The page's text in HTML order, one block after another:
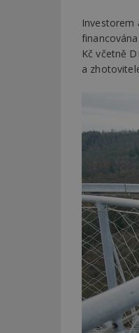
Investorem
Kč včetně
a